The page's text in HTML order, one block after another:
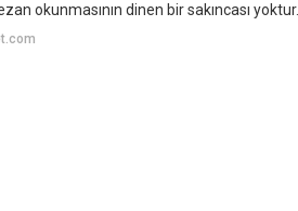
okunmasının dinen bir sakıncası yoktur.